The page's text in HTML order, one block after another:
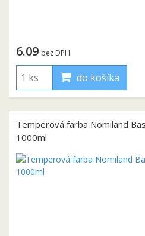
6.09 bez DPH
do košíka
Temperová farba Nomiland
1000ml